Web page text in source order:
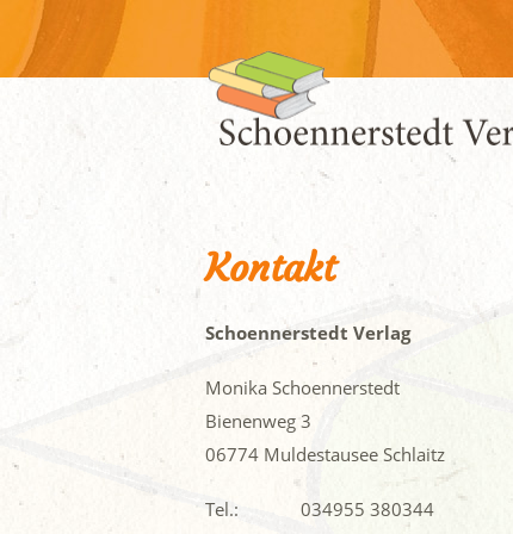
Kontakt
Schoennerstedt Verlag
Monika Schoennerstedt
Bienenweg 3
06774 Muldestausee Schlaitz
Tel.:
034955 380344